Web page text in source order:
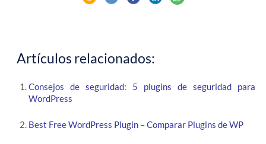
Artículos relacionados:
Consejos de seguridad: 5 plugins de seguridad para
WordPress
Best Free WordPress Plugin – Comparar Plugins de WP